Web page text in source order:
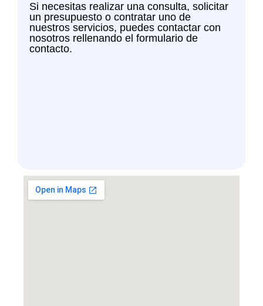
Si necesitas realizar una consulta, solicitar
un presupuesto o contratar uno de
nuestros servicios, puedes contactar con
nosotros rellenando el formulario de
contacto.